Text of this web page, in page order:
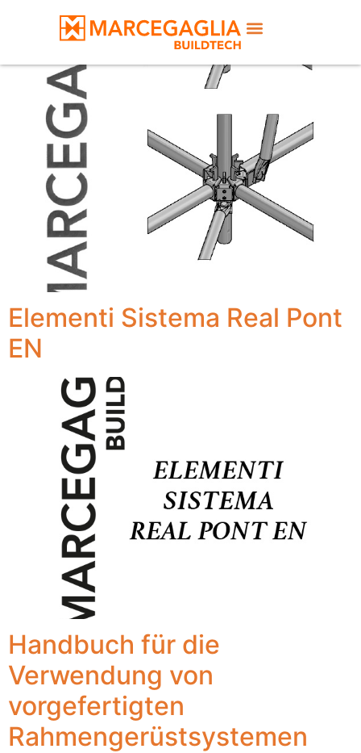
Material List SM8
Elementi Sistema Real Pont
EN
Handbuch für die
Verwendung von
vorgefertigten
Rahmengerüstsystemen